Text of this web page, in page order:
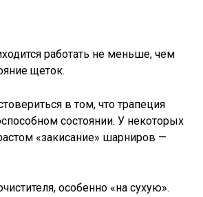
работать не меньше, чем
щеток.
в том, что трапеция
состоянии. У некоторых
«закисание» шарниров —
особенно «на сухую».